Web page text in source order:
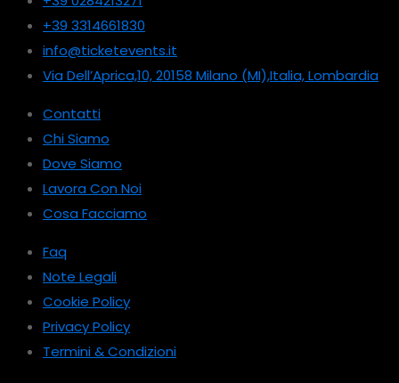
+39 3314661830
info@ticketevents.it
Via Dell’Aprica,10, 20158 Milano (MI),Italia, Lombardia
Contatti
Chi Siamo
Dove Siamo
Lavora Con Noi
Cosa Facciamo
Faq
Note Legali
Cookie Policy
Privacy Policy
Termini & Condizioni